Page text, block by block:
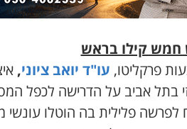
חמש קילו בראש
פרקליטו, עו"ד יואב ציוני,
בתל אביב על הדרישה לכפל
לפרשה פלילית בה הוטלו עונשי